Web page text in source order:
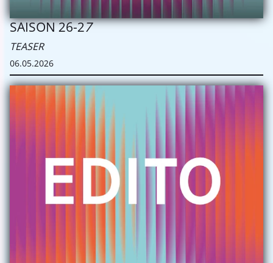
SAISON 26-27
TEASER
06.05.2026